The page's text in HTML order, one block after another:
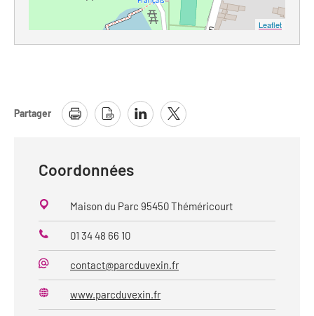
Leaflet
Partager
Coordonnées
Maison du Parc 95450 Théméricourt
Téléphone
01 34 48 66 10
Mail
contact@parcduvexin.fr
Site
www.parcduvexin.fr